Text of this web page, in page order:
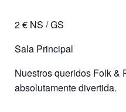
2 € NS / GS
Sala Principal
Nuestros queridos Folk &
absolutamente divertida.